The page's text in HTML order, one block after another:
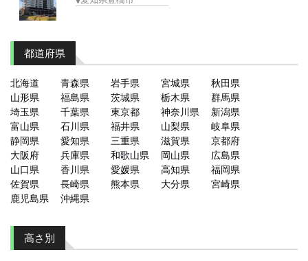
都道府県
北海道 青森県 岩手県 宮城県
秋田県
山形県
福島県 茨城県 栃木県
群馬県
埼玉県
千葉県 東京都 神奈川県
新潟県
富山県
石川県 福井県 山梨県
岐阜県
静岡県
愛知県 三重県 滋賀県
京都府
大阪府
兵庫県 和歌山県 岡山県
広島県
山口県
香川県 愛媛県 高知県
福岡県
佐賀県
長崎県 熊本県 大分県
宮崎県
鹿児島県
沖縄県
高さ別